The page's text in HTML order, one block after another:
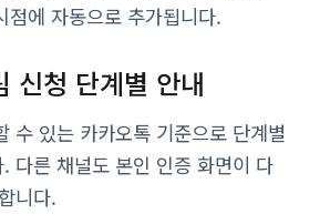
점에 자동으로 추가됩니다.
신청 단계별 안내
수 있는 카카오톡 기준으로 단계별
다른 채널도 본인 인증 화면이 다
니다.